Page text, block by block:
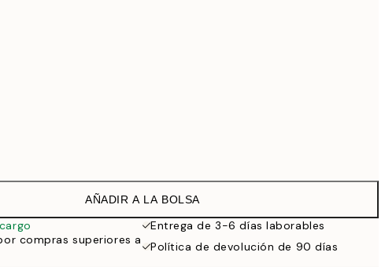
AÑADIR A LA BOLSA
Entrega de 3-6 días laborables
compras superiores a
Política de devolución de 90 días